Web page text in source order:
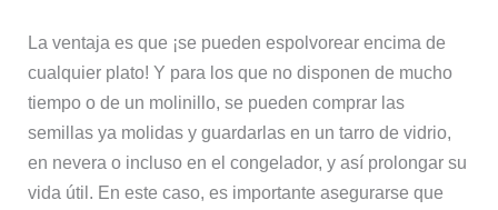
La ventaja es que ¡se pueden espolvorear encima de
cualquier plato! Y para los que no disponen de mucho
tiempo o de un molinillo, se pueden comprar las
semillas ya molidas y guardarlas en un tarro de vidrio,
en nevera o incluso en el congelador, y así prolongar su
vida útil. En este caso, es importante asegurarse que